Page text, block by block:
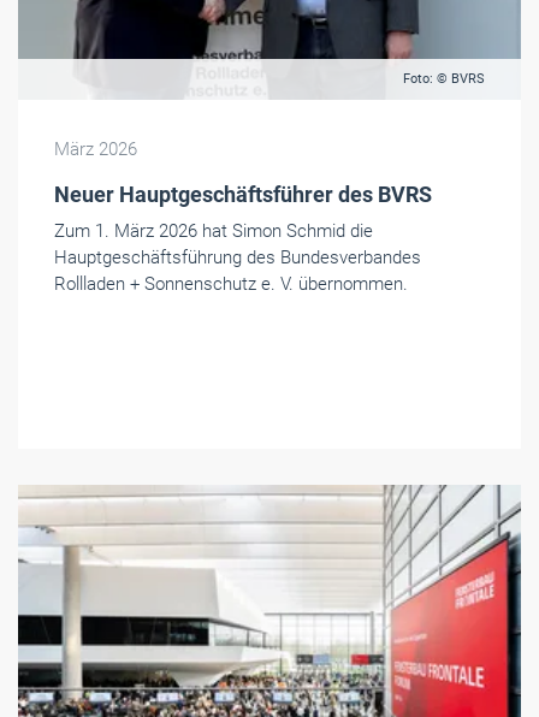
Foto: © BVRS
März 2026
Neuer Hauptgeschäftsführer des BVRS
Zum 1. März 2026 hat Simon Schmid die
Hauptgeschäftsführung des Bundesverbandes
Rollladen + Sonnenschutz e. V. übernommen.